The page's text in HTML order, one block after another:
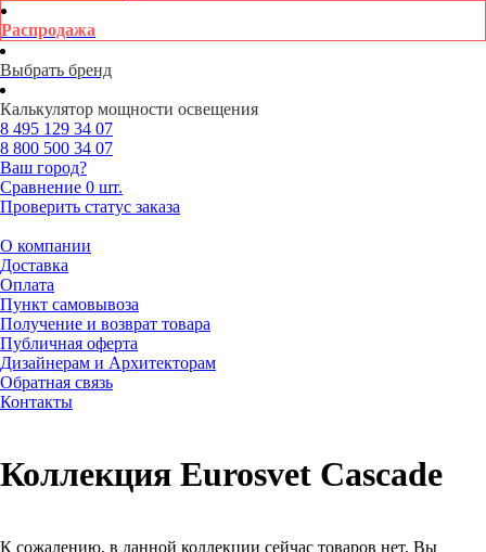
Распродажа
Выбрать бренд
Калькулятор мощности освещения
8 495 129 34 07
8 800 500 34 07
Ваш город?
Сравнение 0 шт.
Проверить статус заказа
О компании
Доставка
Оплата
Пункт самовывоза
Получение и возврат товара
Публичная оферта
Дизайнерам и Архитекторам
Обратная связь
Контакты
Коллекция Eurosvet Cascade
К сожалению, в данной коллекции сейчас товаров нет. Вы